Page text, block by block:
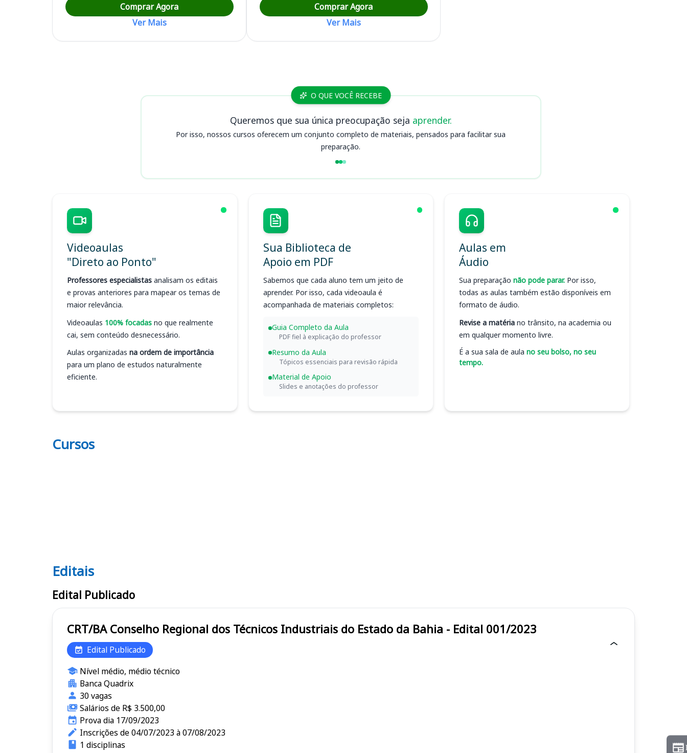
Comprar Agora
Ver Mais
Comprar Agora
Ver Mais
Cursos CRT/BA O QUE VOCÊ RECEBE
Queremos que sua única preocupação seja aprender.
Por isso, nossos cursos oferecem um conjunto completo de materiais, pensados para facilitar sua
preparação.
Videoaulas
"Direto ao Ponto"
Professores especialistas analisam os editais
e provas anteriores para mapear os temas de
maior relevância.
Videoaulas 100% focadas no que realmente
cai, sem conteúdo desnecessário.
Aulas organizadas na ordem de importância
para um plano de estudos naturalmente
eficiente.
Sua Biblioteca de
Apoio em PDF
Sabemos que cada aluno tem um jeito de
aprender. Por isso, cada videoaula é
acompanhada de materiais completos:
Guia Completo da Aula
PDF fiel à explicação do professor
Resumo da Aula
Tópicos essenciais para revisão rápida
Material de Apoio
Slides e anotações do professor
Aulas em
Áudio
Sua preparação não pode parar. Por isso,
todas as aulas também estão disponíveis em
formato de áudio.
Revise a matéria no trânsito, na academia ou
em qualquer momento livre.
É a sua sala de aula no seu bolso, no seu
tempo.
Cursos
Editais CRT/BA
Editais
Edital Publicado
CRT/BA Conselho Regional dos Técnicos Industriais do Estado da Bahia - Edital 001/2023
Edital Publicado
Nível médio, médio técnico
Banca Quadrix
30 vagas
Salários de R$ 3.500,00
Prova dia 17/09/2023
Inscrições de 04/07/2023 à 07/08/2023
1 disciplinas